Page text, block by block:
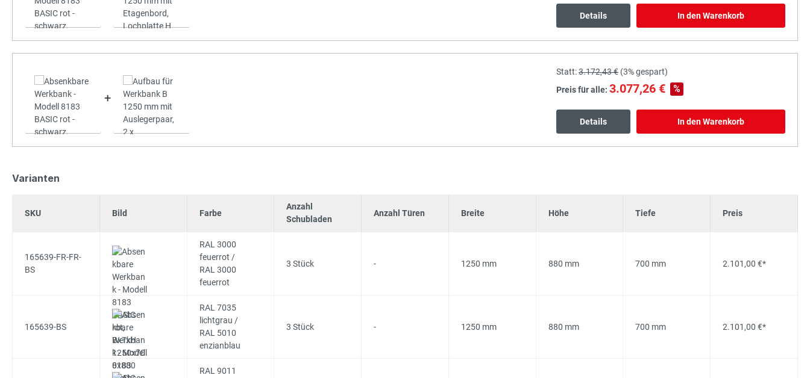
Details In den Warenkorb
+
Statt:3.172,43 € (3%gespart)
Preis für alle: 3.077,26 € %
Details In den Warenkorb
Varianten
SKU Bild Farbe
Anzahl
Schubladen
Anzahl Türen Breite Höhe Tiefe Preis
165639-FR-FR-
BS
RAL 3000
feuerrot /
RAL 3000
feuerrot
3 Stück - 1250 mm 880 mm 700 mm 2.101,00 €*
165639-BS
RAL 7035
lichtgrau /
RAL 5010
enzianblau
3 Stück - 1250 mm 880 mm 700 mm 2.101,00 €*
RAL 9011